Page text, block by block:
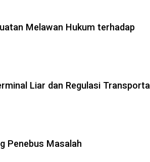
Melawan Hukum terhadap
Liar dan Regulasi
Penebus Masalah